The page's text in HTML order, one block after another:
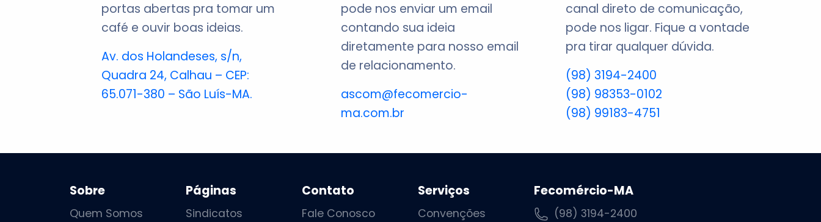
portas abertas pra tomar um
café e ouvir boas ideias.
Av. dos Holandeses, s/n,
Quadra 24, Calhau – CEP:
65.071-380 – São Luís-MA.
pode nos enviar um email
contando sua ideia
diretamente para nosso email
de relacionamento.
ascom@fecomercio-
ma.com.br
canal direto de comunicação,
pode nos ligar. Fique a vontade
pra tirar qualquer dúvida.
(98) 3194-2400
(98) 98353-0102
(98) 99183-4751
Sobre
Quem Somos
Páginas
Sindicatos
Contato
Fale Conosco
Serviços
Convenções
Fecomércio-MA
(98) 3194-2400